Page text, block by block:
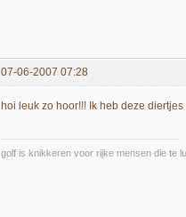
07-06-2007 07:28
hoi leuk zo hoor!!! Ik heb deze
golf is knikkeren voor rijke mensen die te